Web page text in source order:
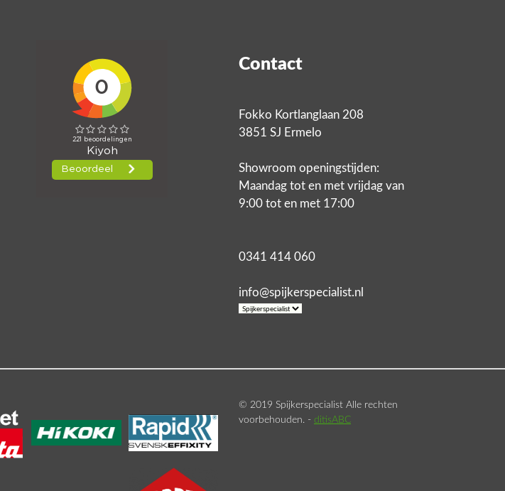
Contact
Fokko Kortlanglaan 208
3851 SJ Ermelo
Showroom openingstijden:
Maandag tot en met vrijdag van
9:00 tot en met 17:00
0341 414 060
info@spijkerspecialist.nl
© 2019 Spijkerspecialist Alle rechten
voorbehouden. - ditisABC